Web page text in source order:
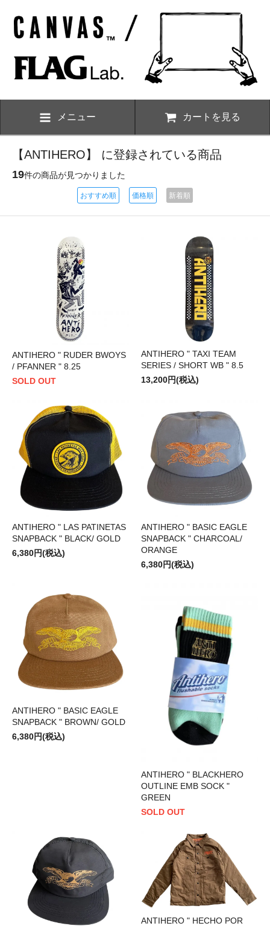
メニュー カートを見る
【ANTIHERO】 に登録されている商品
19件の商品が見つかりました
おすすめ順 価格順 新着順
ANTIHERO " RUDER BWOYS
/ PFANNER " 8.25
SOLD OUT
ANTIHERO " TAXI TEAM
SERIES / SHORT WB " 8.5
13,200円(税込)
ANTIHERO " LAS PATINETAS
SNAPBACK " BLACK/ GOLD
6,380円(税込)
ANTIHERO " BASIC EAGLE
SNAPBACK " CHARCOAL/
ORANGE
6,380円(税込)
ANTIHERO " BASIC EAGLE
SNAPBACK " BROWN/ GOLD
6,380円(税込)
ANTIHERO " BLACKHERO
OUTLINE EMB SOCK "
GREEN
SOLD OUT
ANTIHERO " HECHO POR